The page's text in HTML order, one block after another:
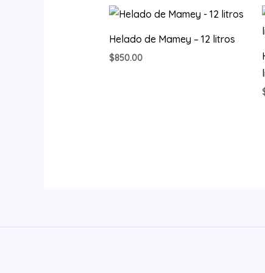
Helado de Mamey – 12 litros
$850.00